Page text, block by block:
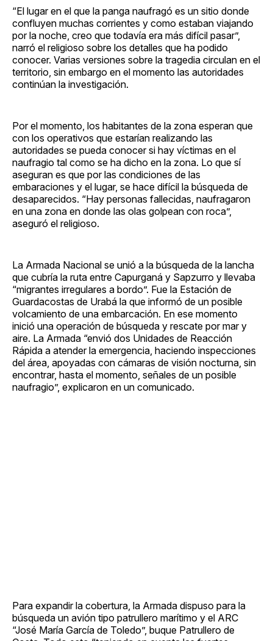
“El lugar en el que la panga naufragó es un sitio donde
confluyen muchas corrientes y como estaban viajando
por la noche, creo que todavía era más difícil pasar”,
narró el religioso sobre los detalles que ha podido
conocer. Varias versiones sobre la tragedia circulan en el
territorio, sin embargo en el momento las autoridades
continúan la investigación.
Por el momento, los habitantes de la zona esperan que
con los operativos que estarían realizando las
autoridades se pueda conocer si hay víctimas en el
naufragio tal como se ha dicho en la zona. Lo que sí
aseguran es que por las condiciones de las
embaraciones y el lugar, se hace difícil la búsqueda de
desaparecidos. “Hay personas fallecidas, naufragaron
en una zona en donde las olas golpean con roca”,
aseguró el religioso.
La Armada Nacional se unió a la búsqueda de la lancha
que cubría la ruta entre Capurganá y Sapzurro y llevaba
“migrantes irregulares a bordo”. Fue la Estación de
Guardacostas de Urabá la que informó de un posible
volcamiento de una embarcación. En ese momento
inició una operación de búsqueda y rescate por mar y
aire. La Armada “envió dos Unidades de Reacción
Rápida a atender la emergencia, haciendo inspecciones
del área, apoyadas con cámaras de visión nocturna, sin
encontrar, hasta el momento, señales de un posible
naufragio”, explicaron en un comunicado.
Para expandir la cobertura, la Armada dispuso para la
búsqueda un avión tipo patrullero marítimo y el ARC
“José María García de Toledo”, buque Patrullero de